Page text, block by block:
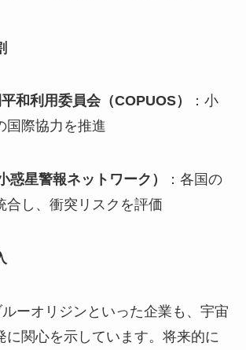
和利用委員会（COPUOS）
：小
国際協力を推進
惑星警報ネットワーク）
：各国の
合し、衝突リスクを評価
ーオリジンといった企業も、宇宙
に関心を示しています。将来的に